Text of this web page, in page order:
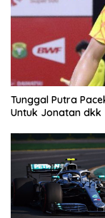
Tunggal Putra
Untuk Jonatan dkk